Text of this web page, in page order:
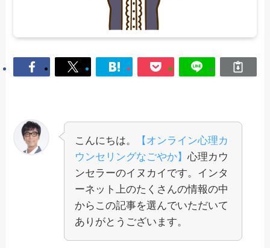
こんにちは。
【オンライン心理カ
ウンセリングなごやか】心理カウ
ンセラーのイヌカイです。 インタ
ーネット上のたくさんの情報の中
から この記事を選んでいただいて
ありがとうございます。